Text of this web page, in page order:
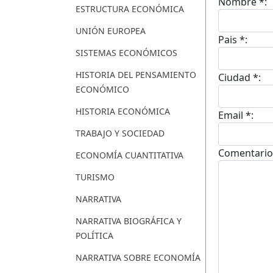
ESTRUCTURA ECONÓMICA
UNIÓN EUROPEA
SISTEMAS ECONÓMICOS
HISTORIA DEL PENSAMIENTO
ECONÓMICO
HISTORIA ECONÓMICA
TRABAJO Y SOCIEDAD
ECONOMÍA CUANTITATIVA
TURISMO
NARRATIVA
NARRATIVA BIOGRÁFICA Y
POLÍTICA
NARRATIVA SOBRE ECONOMÍA
Pais *:
Ciudad *:
Email *: